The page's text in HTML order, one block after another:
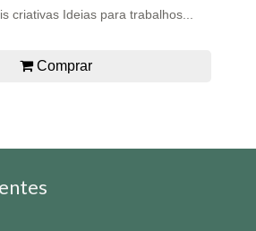
criativas Ideias para trabalhos...
Comprar